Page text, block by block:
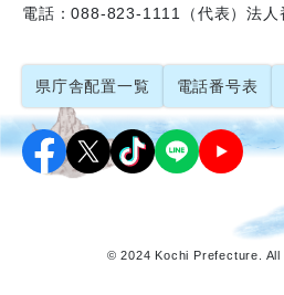
電話：088-823-1111（代表）法人
県庁舎配置一覧 電話番号表
© 2024 Kochi Prefecture.